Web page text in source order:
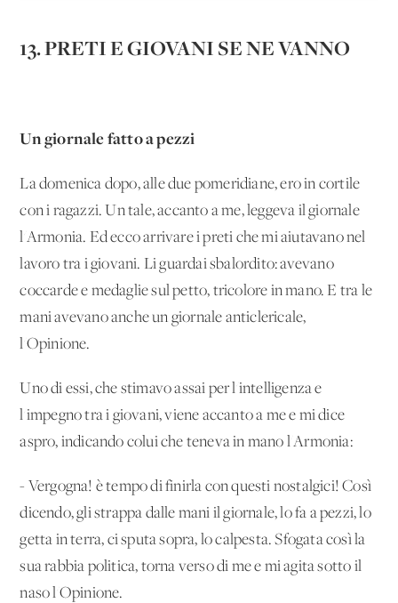
13. PRETI E GIOVANI SE NE VANNO
Un giornale fatto a pezzi
La domenica dopo, alle due pomeridiane, ero in cortile
con i ragazzi. Un tale, accanto a me, leggeva il giornale
l'Armonia. Ed ecco arrivare i preti che mi aiutavano nel
lavoro tra i giovani. Li guardai sbalordito: avevano
coccarde e medaglie sul petto, tricolore in mano. E tra le
mani avevano anche un giornale anticlericale,
l'Opinione.
Uno di essi, che stimavo assai per l'intelligenza e
l'impegno tra i giovani, viene accanto a me e mi dice
aspro, indicando colui che teneva in mano l'Armonia:
- Vergogna! è tempo di finirla con questi nostalgici! Così
dicendo, gli strappa dalle mani il giornale, lo fa a pezzi, lo
getta in terra, ci sputa sopra, lo calpesta. Sfogata così la
sua rabbia politica, torna verso di me e mi agita sotto il
naso l'Opinione.